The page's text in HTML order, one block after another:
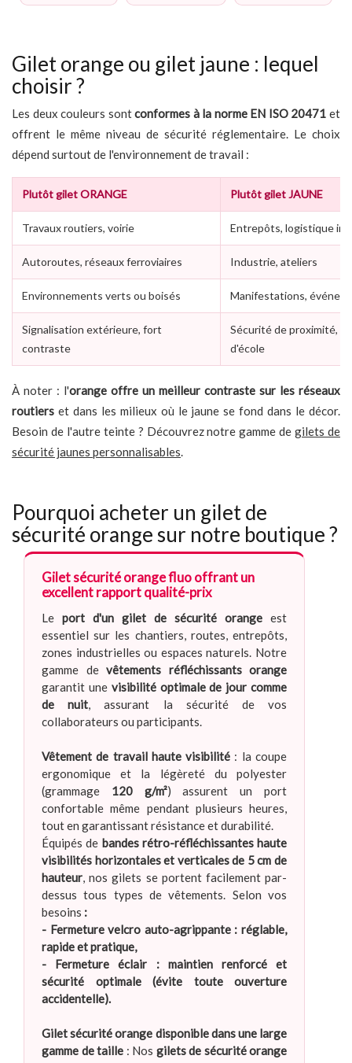
Gilet orange ou gilet jaune : lequel
choisir ?
Les deux couleurs sontconformes à la norme EN ISO 20471 et
offrent le même niveau de sécurité réglementaire. Le choix
dépend surtout de l'environnement de travail :
Plutôt gilet ORANGE Plutôt gilet JAUNE
Travaux routiers, voirie Entrepôts, logistique
Autoroutes, réseaux ferroviaires Industrie, ateliers
Environnements verts ou boisés Manifestations,
Signalisation extérieure, fort
contraste
Sécurité de proximité,
d'école
À noter : l'orange offre un meilleur contraste sur les réseaux
routiers et dans les milieux où le jaune se fond dans le décor.
Besoin de l'autre teinte ? Découvrez notre gamme degilets de
sécurité jaunes personnalisables.
Pourquoi acheter un gilet de
sécurité orange sur notre boutique ?
Gilet sécurité orange fluo offrant un
excellent rapport qualité-prix
Le port d'un gilet de sécurité orange est
essentiel sur les chantiers, routes, entrepôts,
zones industrielles ou espaces naturels. Notre
gamme de vêtements réfléchissants orange
garantit une visibilité optimale de jour comme
de nuit, assurant la sécurité de vos
collaborateurs ou participants.
Vêtement de travail haute visibilité : la coupe
ergonomique et la légèreté du polyester
(grammage 120 g/m²) assurent un port
confortable même pendant plusieurs heures,
tout en garantissant résistance et durabilité.
Équipés de bandes rétro-réfléchissantes haute
visibilités horizontales et verticales de 5 cm de
hauteur, nos gilets se portent facilement par-
dessus tous types de vêtements. Selon vos
besoins :
- Fermeture velcro auto-agrippante : réglable,
rapide et pratique,
- Fermeture éclair : maintien renforcé et
sécurité optimale (évite toute ouverture
accidentelle).
Gilet sécurité orange disponible dans une large
gamme de taille : Nos gilets de sécurité orange